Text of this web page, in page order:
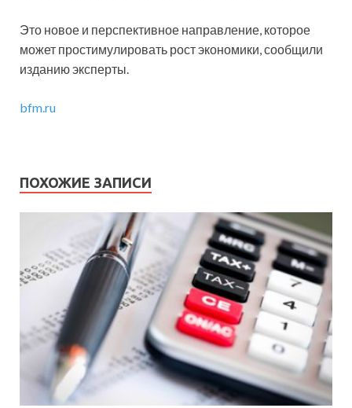
Это новое и перспективное направление, которое
может простимулировать рост экономики, сообщили
изданию эксперты.
bfm.ru
ПОХОЖИЕ ЗАПИСИ